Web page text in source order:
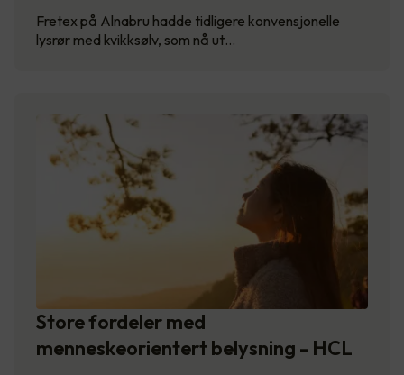
Fretex på Alnabru hadde tidligere konvensjonelle
lysrør med kvikksølv, som nå ut…
Store fordeler med
menneskeorientert belysning - HCL